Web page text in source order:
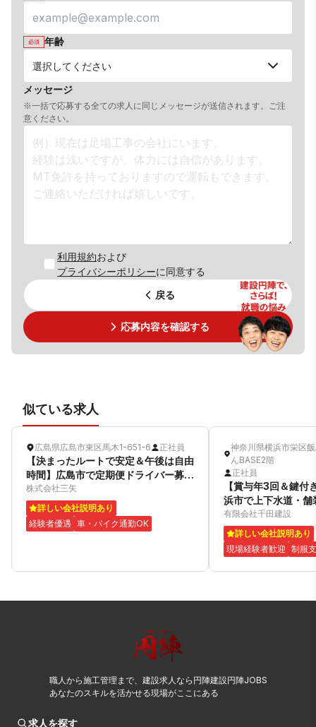
必須 年齢
メッセージ
※一括で応募する全ての求人に同じメッセージが送信されます。ご注
意ください。
利用規約および
プライバシーポリシーに同意する
戻る
応募内容を確認する
似ている求人
広島県広島市東区馬木1-651-6 正社員
【決まったルートで安定＆午後は自由
時間】広島市で定期便ドライバー募集
中！
株式会社三矢
詳しい会社説明あり
経験者優遇 車・バイク通勤OK
神奈川県横浜市栄区
んBASE2階
正社員
【賞与年3回＆鍵付
浜市で上下水道・
集！
有限会社千田建設
詳しい会社説明あり
現場経験者歓迎 制服
職人から施工管理まで、建設求人なら円陣建設円陣JOBS
あなたのスキルを活かせる現場がここにある
求人を探す